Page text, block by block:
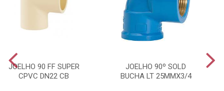
JOELHO 90 FF SUPER
CPVC DN22 CB
JOELHO 90º SOLD
BUCHA LT 25MMX3/4